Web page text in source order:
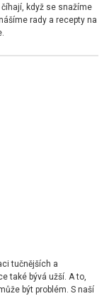
když se snažíme
rady a recepty na
tučnějších a
také bývá užší. A to,
být problém. S naší